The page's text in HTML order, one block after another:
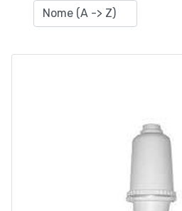
geral@luxivo.pt